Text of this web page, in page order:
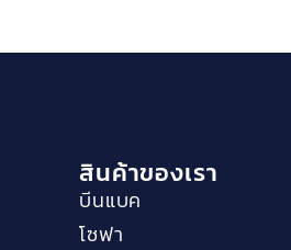
สินค้าของเรา
บีนแบค
โซฟา